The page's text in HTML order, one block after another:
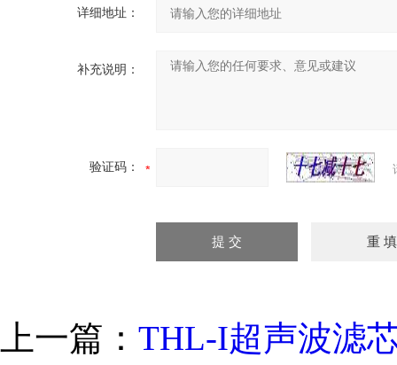
详细地址：
补充说明：
验证码：
上一篇： THL-I超声波滤